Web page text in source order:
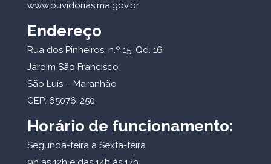
www.ouvidorias.ma.gov.br
Endereço
Rua dos Pinheiros, n.º 15, Qd. 16
Jardim São Francisco
São Luís – Maranhão
CEP: 65076-250
Horário de funcionamento:
Segunda-feira à Sexta-feira